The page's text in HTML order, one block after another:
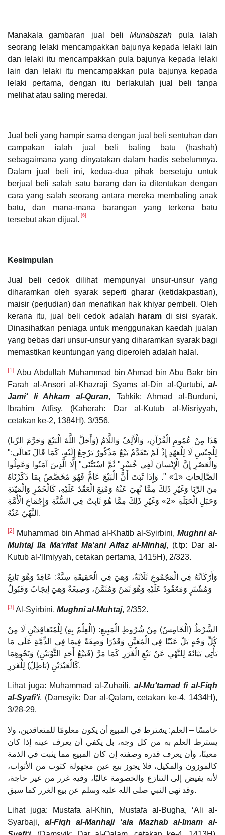
Manakala gambaran jual beliMunabazah pula ialah
seorang lelaki mencampakkan bajunya kepada lelaki lain
dan lelaki itu mencampakkan pula bajunya kepada lelaki
lain dan lelaki itu mencampakkan pula bajunya kepada
lelaki pertama, dengan itu berlakulah jual beli tanpa
melihat atau saling meredai.
Jual beli yang hampir sama dengan jual beli sentuhan dan
campakan ialah jual beli baling batu (hashah)
sebagaimana yang dinyatakan dalam hadis sebelumnya.
Dalam jual beli ini, kedua-dua pihak bersetuju untuk
berjual beli salah satu barang dan ia ditentukan dengan
cara yang salah seorang antara mereka membaling anak
batu, dan mana-mana barangan yang terkena batu
tersebut akan dijual. [6]
Kesimpulan
Jual beli cedok dilihat mempunyai unsur-unsur yang
diharamkan oleh syarak seperti gharar (ketidakpastian),
maisir (perjudian) dan menafikan hak khiyar pembeli. Oleh
kerana itu, jual beli cedok adalah
haram di sisi syarak.
Dinasihatkan peniaga untuk menggunakan kaedah jualan
yang bebas dari unsur-unsur yang diharamkan syarak bagi
memastikan keuntungan yang diperoleh adalah halal.
[1] Abu Abdullah Muhammad bin Ahmad bin Abu Bakr bin
Farah al-Ansori al-Khazraji Syams al-Din al-Qurtubi, al-
Jami‘ li Ahkam al-Quran, Tahkik: Ahmad al-Burduni,
Ibrahim Atfisy, (Kaherah: Dar al-Kutub al-Misriyyah,
cetakan ke-2, 1384H), 3/356.
(وَأَحَلَّ اللَّهُ الْبَيْعَ وَحَرَّمَ الرِّبا) هَذَا مِنْ عُمُومِ الْقُرْآنِ، وَالْأَلِفُ وَاللَّامُ
لِلْجِنْسِ لَا لِلْعَهْدِ إِذْ لَمْ يَتَقَدَّمْ بَيْعٌ مَذْكُورٌ يَرْجِعُ إِلَيْهِ، كَمَا قَالَ تَعَالَى:"
وَالْعَصْرِ إِنَّ الْإِنْسانَ لَفِي خُسْرٍ" ثُمَّ اسْتَثْنَى" إِلَّا الَّذِينَ آمَنُوا وَعَمِلُوا
الصَّالِحاتِ «1» ". وَإِذَا ثَبَتَ أَنَّ الْبَيْعَ عَامٌّ فَهُوَ مُخَصَّصٌ بِمَا ذَكَرْنَاهُ
مِنَ الرِّبَا وَغَيْرِ ذَلِكَ مِمَّا نُهِيَ عَنْهُ وَمُنِعَ الْعَقْدُ عَلَيْهِ، كَالْخَمْرِ وَالْمَيْتَةِ
وَحَبَلِ الْحَبَلَةِ «2» وَغَيْرِ ذَلِكَ مِمَّا هُوَ ثَابِتٌ فِي السُّنَّةِ وَإِجْمَاعِ الْأُمَّةِ
النَّهْيُ عَنْهُ.
[2] Muhammad bin Ahmad al-Khatib al-Syirbini,Mughni al-
Muhtaj Ila Ma‘rifat Ma‘ani Alfaz al-Minhaj, (t.tp: Dar al-
Kutub al-‘Ilmiyyah, cetakan pertama, 1415H), 2/323.
وَأَرْكَانُهُ فِي الْمَجْمُوعِ ثَلَاثَةٌ، وَهِيَ فِي الْحَقِيقَةِ سِتَّةٌ: عَاقِدٌ وَهُوَ بَائِعٌ
وَمُشْتَرٍ وَمَعْقُودٌ عَلَيْهِ وَهُوَ ثَمَنٌ وَمُثَمَّنٌ، وَصِيغَةٌ وَهِيَ إيجَابٌ وَقَبُولٌ
[3] Al-Syirbini, Mughni al-Muhtaj, 2/352.
الشَّرْطُ (الْخَامِسُ) مِنْ شُرُوطِ الْمَبِيعِ: (الْعِلْمُ بِهِ) لِلْمُتَعَاقِدَيْنِ لَا مِنْ
كُلِّ وَجْهٍ بَلْ عَيْنًا فِي الْمُعَيَّنِ وَقَدْرًا وَصِفَةً فِيمَا فِي الذِّمَّةِ عَلَى مَا
يَأْتِي بَيَانُهُ لِلنَّهْيِ عَنْ بَيْعِ الْغَرَرِ كَمَا مَرَّ (فَبَيْعُ أَحَدِ الثَّوْبَيْنِ) وَنَحْوِهِمَا
كَالْعَبْدَيْنِ (بَاطِلٌ) لِلْغَرَرِ.
Lihat juga: Muhammad al-Zuhaili, al-Mu‘tamad fi al-Fiqh
al-Syafi‘i, (Damsyik: Dar al-Qalam, cetakan ke-4, 1434H),
3/28-29.
خامسًا – العلم: يشترط في المبيع أن يكون معلومًا للمتعاقدين، ولا
يسترط العلم به من كل وجه، بل يكفي أن يعرف عينه إذا كان
معينًا، وأن يعرف قدره وصفته إن كان المبيع مما يثبت في الذمة
كالموزون والمكيل، فلا يجوز بيع عين مجهولة كثوب من الأثواب،
لأنه يفيض إلى التنازع والخصومة غالبًا، وفيه غرر من غير حاجة،
وقد نهى النبي صلى الله عليه وسلم عن بيع الغرر كما سبق.
Lihat juga: Mustafa al-Khin, Mustafa al-Bugha, ‘Ali al-
Syarbaji, al-Fiqh al-Manhaji ‘ala Mazhab al-Imam al-